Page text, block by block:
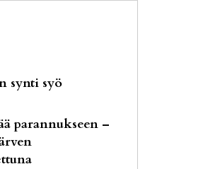
synti syö
parannukseen –